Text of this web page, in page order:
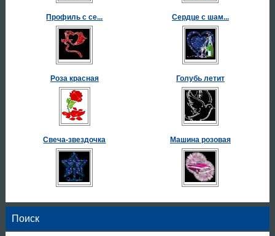
Профиль с се... Сердце с шам...
Роза красная Голубь летит
Свеча-звездочка Машина розовая
Поиск